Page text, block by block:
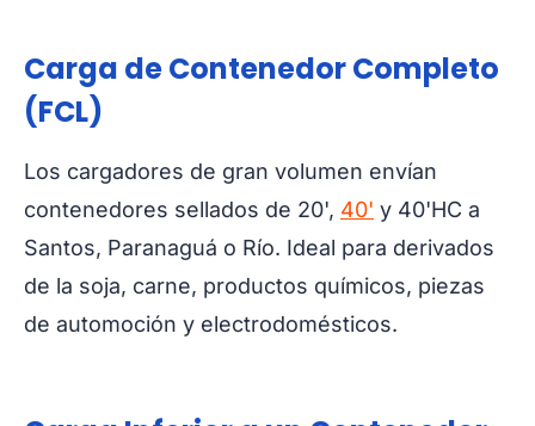
Carga de Contenedor Completo
(FCL)
Los cargadores de gran volumen envían
contenedores sellados de 20', 40' y 40'HC a
Santos, Paranaguá o Río. Ideal para derivados
de la soja, carne, productos químicos, piezas
de automoción y electrodomésticos.